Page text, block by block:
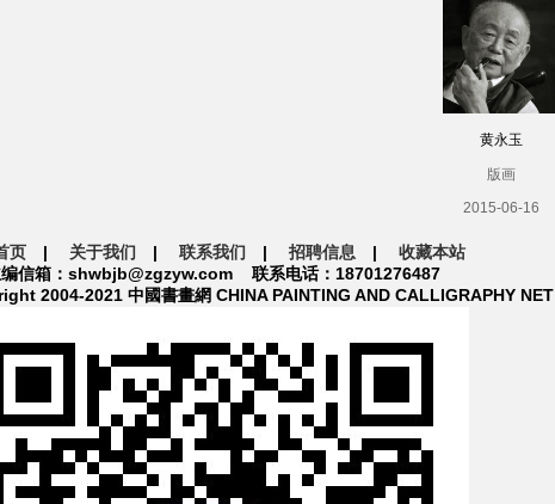
黄永玉
版画
2015-06-16
页 | 关于我们 | 联系我们 | 招聘信息 | 收藏本站
编信箱：shwbjb@zgzyw.com 联系电话：18701276487
2004-2021 中國書畫網 CHINA PAINTING AND CALLIGRAPHY NET